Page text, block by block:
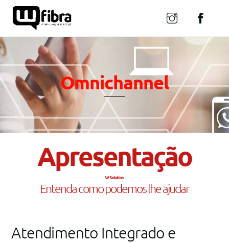
Skip
Omnichannel
Apresentação
Entenda como podemos lhe ajudar
Atendimento Integrado e